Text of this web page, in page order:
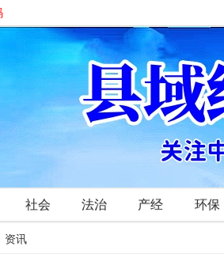
社会 法治 产经 环保
资讯